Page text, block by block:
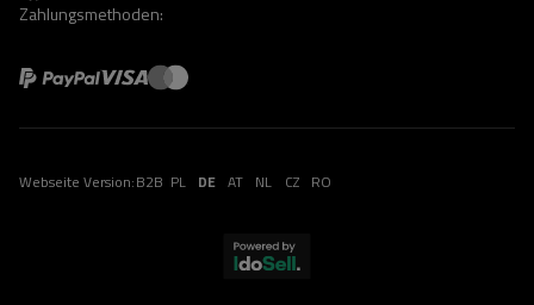
Zahlungsmethoden:
Webseite Version:B2B PL DE AT NL CZ RO